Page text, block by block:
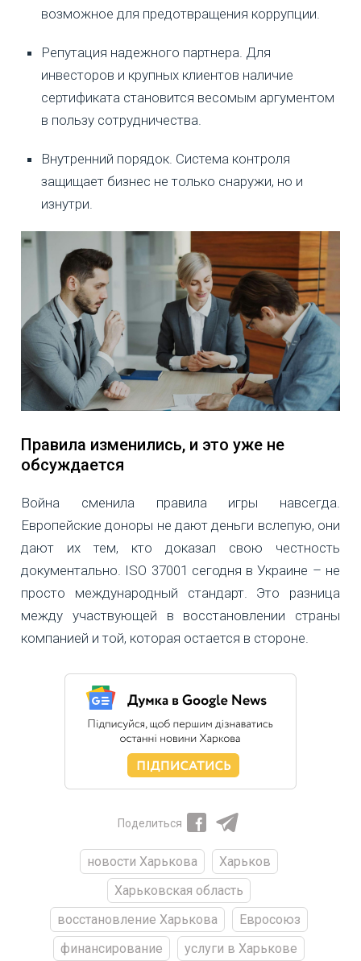
возможное для предотвращения коррупции.
Репутация надежного партнера. Для
инвесторов и крупных клиентов наличие
сертификата становится весомым аргументом
в пользу сотрудничества.
Внутренний порядок. Система контроля
защищает бизнес не только снаружи, но и
изнутри.
Правила изменились, и это уже не
обсуждается
Война сменила правила игры навсегда.
Европейские доноры не дают деньги вслепую, они
дают их тем, кто доказал свою честность
документально. ISO 37001 сегодня в Украине – не
просто международный стандарт. Это разница
между участвующей в восстановлении страны
компанией и той, которая остается в стороне.
Поделиться
новости Харькова
Харьков
Харьковская область
восстановление Харькова
Евросоюз
финансирование
услуги в Харькове